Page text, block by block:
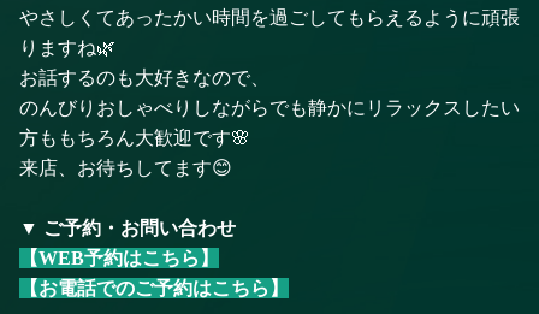
やさしくてあったかい時間を過ごしてもらえるように頑張
りますね🌿
お話するのも大好きなので、
のんびりおしゃべりしながらでも静かにリラックスしたい
方ももちろん大歓迎です🌸
来店、お待ちしてます😊
▼ ご予約・お問い合わせ
【WEB予約はこちら】
【お電話でのご予約はこちら】